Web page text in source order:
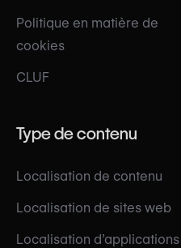
Politique en matière de
cookies
CLUF
Type de contenu
Localisation de contenu
Localisation de sites web
Localisation d’applications